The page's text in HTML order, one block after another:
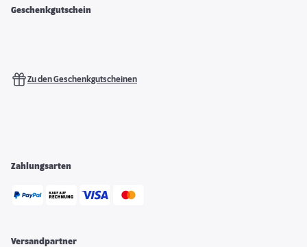
Geschenkgutschein
Zu den Geschenkgutscheinen
Zahlungsarten
Versandpartner